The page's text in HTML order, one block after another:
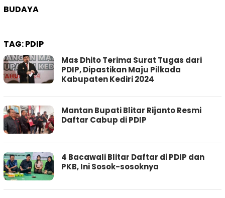
BUDAYA
TAG:PDIP
Mas Dhito Terima Surat Tugas dari
PDIP, Dipastikan Maju Pilkada
Kabupaten Kediri 2024
Mantan Bupati Blitar Rijanto Resmi
Daftar Cabup di PDIP
4 Bacawali Blitar Daftar di PDIP dan
PKB, Ini Sosok-sosoknya